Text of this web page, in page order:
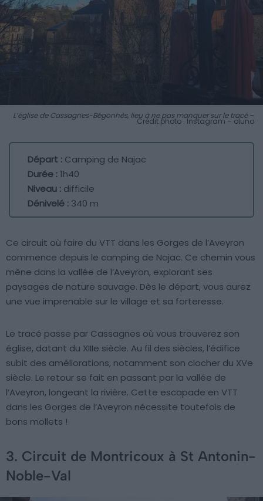
L’église de Cassagnes-Bégonhès, lieu à ne pas manquer sur le tracé–
Crédit photo : Instagram – oluno
Départ : Camping de Najac
Durée :1h40
Niveau : difficile
Dénivelé : 340 m
Ce circuit où faire du VTT dans les Gorges de l’Aveyron
commence depuis le camping de Najac. Ce chemin vous
mène dans la vallée de l’Aveyron, explorant ses
paysages de nature sauvage. Dès le départ, vous aurez
une vue imprenable sur le village et sa forteresse.
Le tracé passe par Cassagnes où vous trouverez son
église, datant du XIIIe siècle. Au fil des siècles, l’édifice
subit des améliorations, notamment son clocher du XVe
siècle. Le retour se fait en passant par la vallée de
l’Aveyron, longeant la rivière. Cette escapade en VTT
dans les Gorges de l’Aveyron nécessite toutefois de
bons mollets !
3. Circuit de Montricoux à St Antonin-
Noble-Val